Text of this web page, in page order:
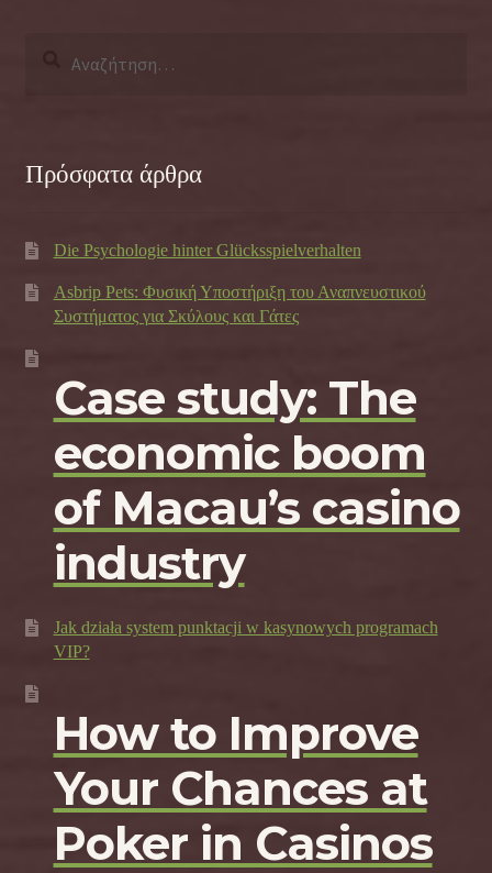
Πρόσφατα άρθρα
Die Psychologie hinter Glücksspielverhalten
Asbrip Pets: Φυσική Υποστήριξη του Αναπνευστικού
Συστήματος για Σκύλους και Γάτες
Case study: The
economic boom
of Macau’s casino
industry
Jak działa system punktacji w kasynowych programach
VIP?
How to Improve
Your Chances at
Poker in Casinos